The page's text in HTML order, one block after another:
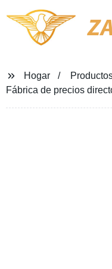
Hogar
Fábrica de precios